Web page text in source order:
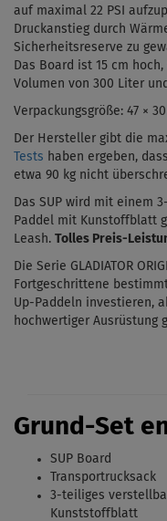
auf maximal 22 PSI
Druckanstieg durch
Sicherheitsreserve zu
Das Board ist 15 cm
Volumen von 300 Liter
Verpackungsgröße: 47 ×
Der Hersteller gibt die
Tests haben ergeben,
etwa 90 kg nicht
Das SUP wird mit einem
Paddel mit Kunstoffblatt
Leash. Tolles Preis-
Die Serie GLADIATOR
Fortgeschrittene
Up-Paddeln investieren,
hochwertiger Ausrüstung
Grund-Set
SUP Board
Transportrucksack
3-teiliges
Kunststoffblatt